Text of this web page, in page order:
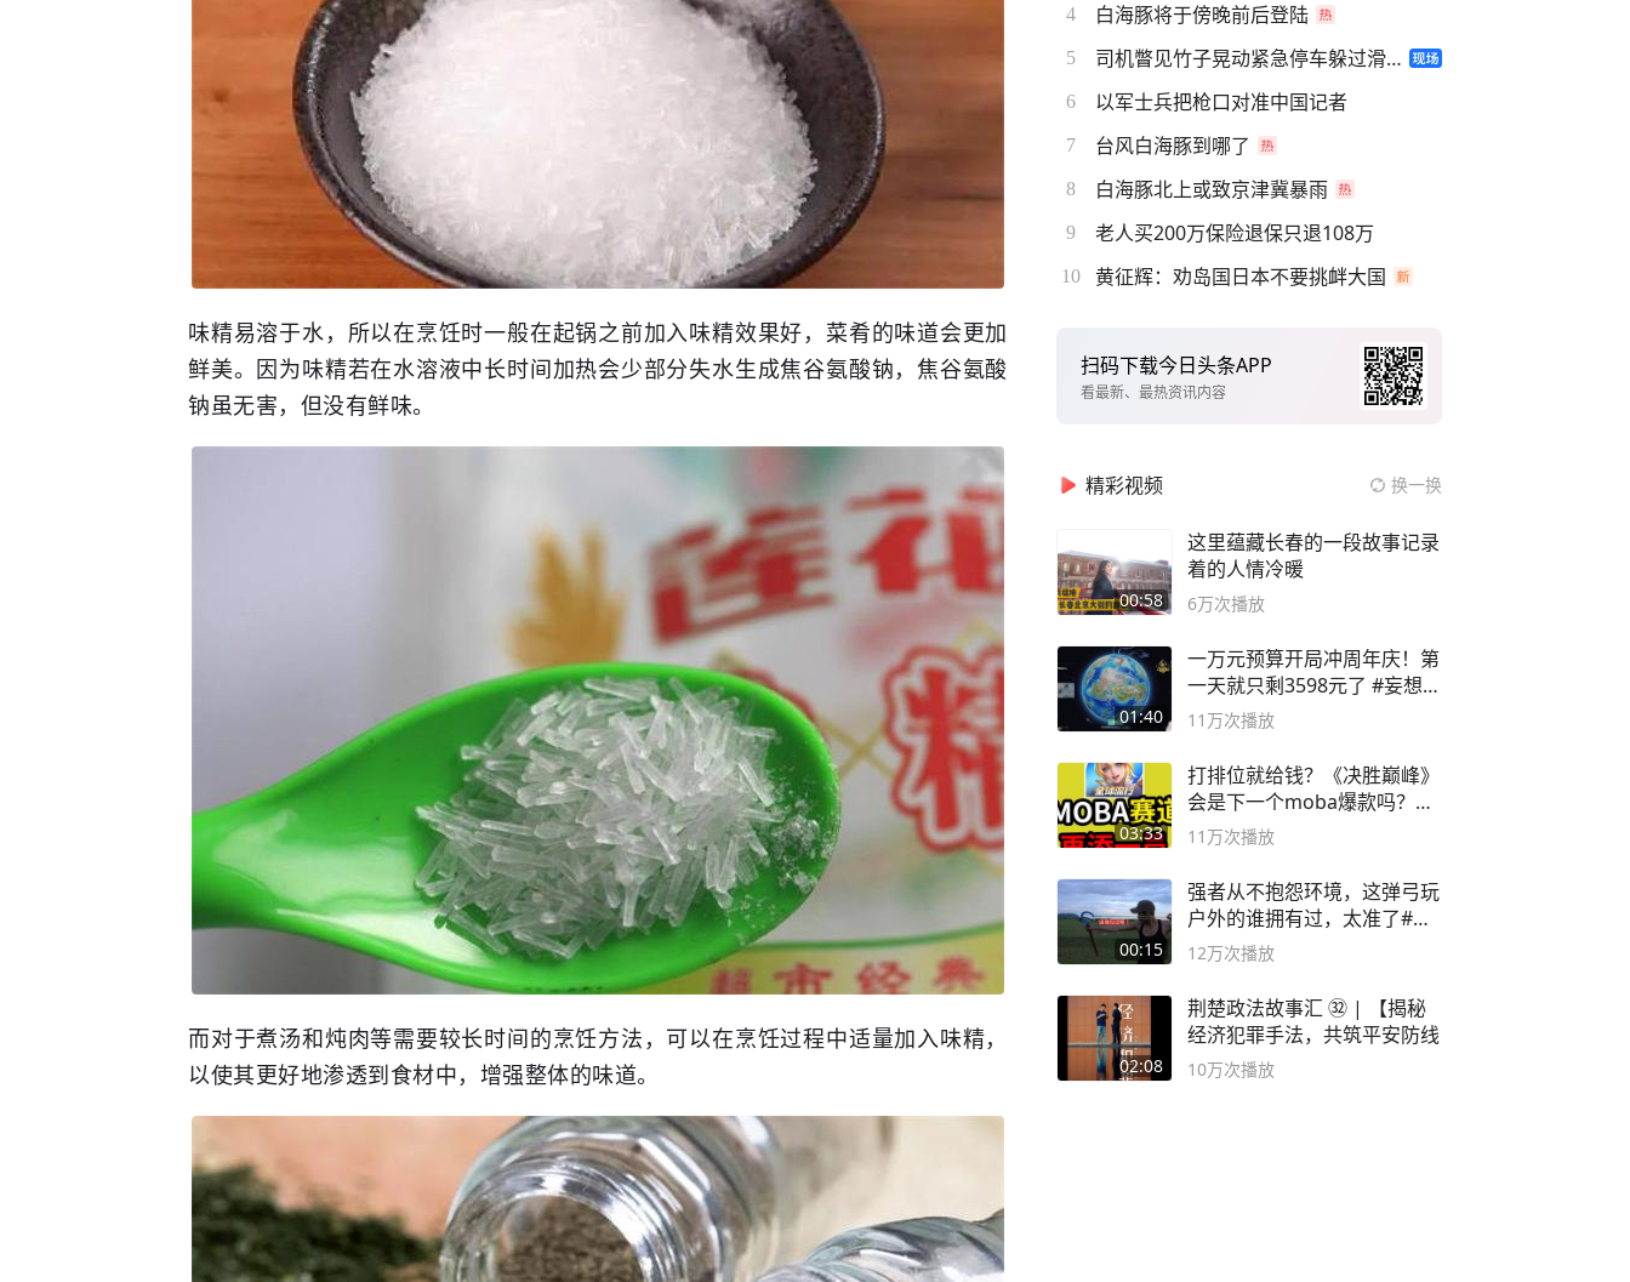
味精易溶于水，所以在烹饪时一般在起锅之前加入味精效果好，菜肴的味道会更加
鲜美。因为味精若在水溶液中长时间加热会少部分失水生成焦谷氨酸钠，焦谷氨酸
钠虽无害，但没有鲜味。
而对于煮汤和炖肉等需要较长时间的烹饪方法，可以在烹饪过程中适量加入味精，
以使其更好地渗透到食材中，增强整体的味道。
4 白海豚将于傍晚前后登陆
5 司机瞥见竹子晃动紧急停车躲过滑坡
6 以军士兵把枪口对准中国记者
7 台风白海豚到哪了
8 白海豚北上或致京津冀暴雨
9 老人买200万保险退保只退108万
10 黄征辉：劝岛国日本不要挑衅大国
扫码下载今日头条APP
看最新、最热资讯内容
精彩视频 换一换
00:58
这里蕴藏长春的一段故事记录
着的人情冷暖
6万次播放
01:40
一万元预算开局冲周年庆！第
一天就只剩3598元了 #妄想山
海
11万次播放
03:33
打排位就给钱？《决胜巅峰》
会是下一个moba爆款吗？#
决胜巅峰
11万次播放
00:15
强者从不抱怨环境，这弹弓玩
户外的谁拥有过，太准了#弹
弓#户外
12万次播放
02:08
荆楚政法故事汇 ㉜ | 【揭秘
经济犯罪手法，共筑平安防线
10万次播放